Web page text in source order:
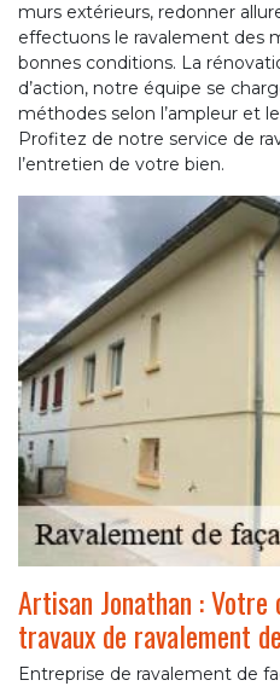
murs extérieurs, redonner
effectuons le ravalement des
bonnes conditions. La
d’action, notre équipe se
méthodes selon l’ampleur et
Profitez de notre service de
l’entretien de votre bien.
Artisan Jonathan :
travaux de ravalement
Entreprise de ravalement de